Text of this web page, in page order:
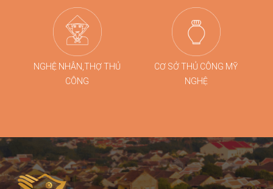
NGHỆ NHÂN,THỢ THỦ
CÔNG
CƠ SỞ THỦ CÔNG MỸ
NGHỆ